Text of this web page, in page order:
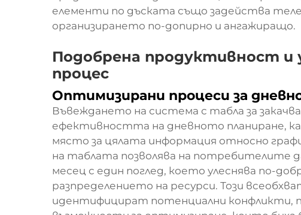
елементи по дъската също задейства
организирането по-допирно и ангажиращо.
Подобрена продуктивност и
процес
Оптимизирани процеси за
Въвеждането на система с табла за
ефективността на дневното планиране,
място за цялата информация относно
на таблата позволява на потребителите
месец с един поглед, което улеснява по-
разпределението на ресурси. Този
идентифицират потенциални конфликти,